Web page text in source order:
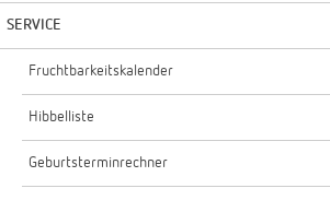
SERVICE
Fruchtbarkeitskalender
Hibbelliste
Geburtsterminrechner